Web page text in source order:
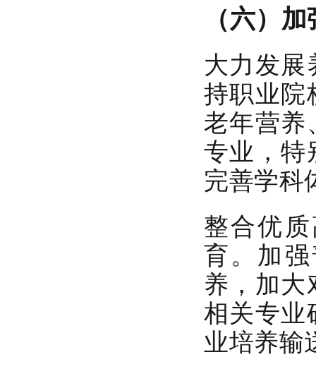
（六）
大力发
持职业院
老年营养
专业，特
完善学科
整合优
育。 加
养，加
相关专业
业培养输